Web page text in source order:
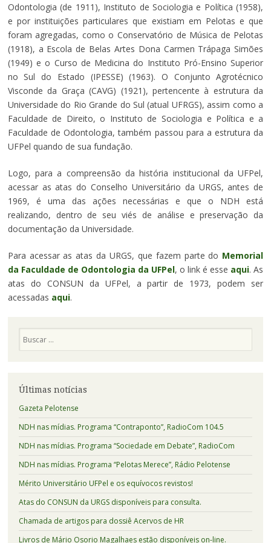
Odontologia (de 1911), Instituto de Sociologia e Política (1958),
e por instituições particulares que existiam em Pelotas e que
foram agregadas, como o Conservatório de Música de Pelotas
(1918), a Escola de Belas Artes Dona Carmen Trápaga Simões
(1949) e o Curso de Medicina do Instituto Pró-Ensino Superior
no Sul do Estado (IPESSE) (1963). O Conjunto Agrotécnico
Visconde da Graça (CAVG) (1921), pertencente à estrutura da
Universidade do Rio Grande do Sul (atual UFRGS), assim como a
Faculdade de Direito, o Instituto de Sociologia e Política e a
Faculdade de Odontologia, também passou para a estrutura da
UFPel quando de sua fundação.
Logo, para a compreensão da história institucional da UFPel,
acessar as atas do Conselho Universitário da URGS, antes de
1969, é uma das ações necessárias e que o NDH está
realizando, dentro de seu viés de análise e preservação da
documentação da Universidade.
Para acessar as atas da URGS, que fazem parte do Memorial
da Faculdade de Odontologia da UFPel, o link é esse aqui. As
atas do CONSUN da UFPel, a partir de 1973, podem ser
acessadas aqui.
Últimas notícias
Gazeta Pelotense
NDH nas mídias. Programa “Contraponto”, RadioCom 104.5
NDH nas mídias. Programa “Sociedade em Debate”, RadioCom
NDH nas mídias. Programa “Pelotas Merece”, Rádio Pelotense
Mérito Universitário UFPel e os equívocos revistos!
Atas do CONSUN da URGS disponíveis para consulta.
Chamada de artigos para dossiê Acervos de HR
Livros de Mário Osorio Magalhaes estão disponíveis on-line.